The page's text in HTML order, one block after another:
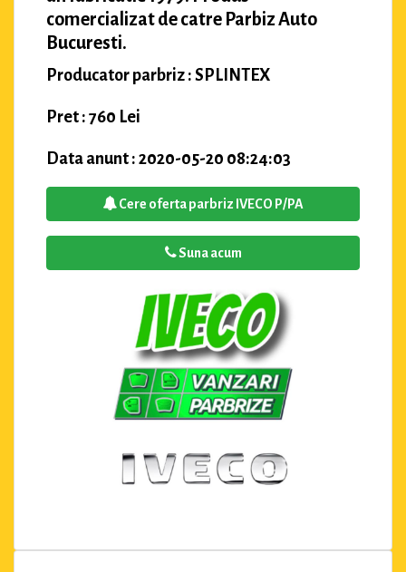
comercializat de catre Parbiz Auto
Bucuresti.
Producator parbriz : SPLINTEX
Pret : 760 Lei
Data anunt : 2020-05-20 08:24:03
Cere oferta parbriz IVECO P/PA
Suna acum